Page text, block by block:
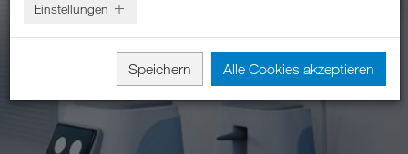
Einstellungen
Speichern Alle Cookies akzeptieren